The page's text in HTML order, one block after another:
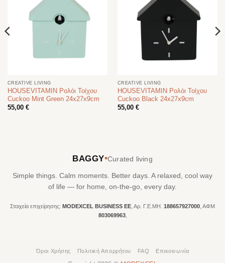
CREATIVE LIVING
HOUSEVITAMIN Ρολόι Τοίχου
Cuckoo Mint Green 24x27x9cm
55,00 €
CREATIVE LIVING
HOUSEVITAMIN Ρολόι Τοίχου
Cuckoo Black 24x27x9cm
55,00 €
BAGGY•Curated living
Simple things. Calm moments. Better days. A relaxed, cool way
of life — for home, on-the-go, every day.
Στοιχεία επιχείρησης: MODEXCEL BUSINESS ΕΕ , Αρ. Γ.Ε.ΜΗ. 188657927000 , ΑΦΜ
803069963,
Όροι Χρήσης Πολιτική Απορρήτου FAQ Επικοινωνία